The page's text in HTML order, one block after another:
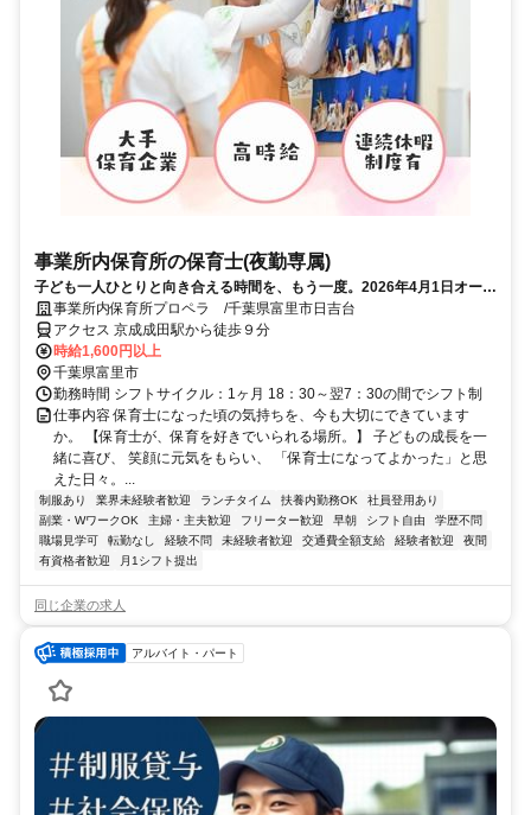
事業所内保育所の保育士(夜勤専属)
子ども一人ひとりと向き合える時間を、もう一度。2026年4月1日オープ
ン！夜勤専属の保育士オープニング大募集！＜遅番は加給有！時給200
円～300円アップ＞
事業所内保育所プロペラ /千葉県富里市日吉台
アクセス 京成成田駅から徒歩９分
時給1,600円以上
千葉県富里市
勤務時間 シフトサイクル：1ヶ月 18：30～翌7：30の間でシフト制
仕事内容 保育士になった頃の気持ちを、今も大切にできています
か。 【保育士が、保育を好きでいられる場所。】 子どもの成長を一
緒に喜び、 笑顔に元気をもらい、 「保育士になってよかった」と思
えた日々。...
制服あり 業界未経験者歓迎 ランチタイム 扶養内勤務OK
社員登用あり
副業・WワークOK
主婦・主夫歓迎 フリーター歓迎 早朝 シフト自由
学歴不問
職場見学可
転勤なし 経験不問 未経験者歓迎 交通費全額支給 経験者歓迎
夜間
有資格者歓迎
月1シフト提出
同じ企業の求人
アルバイト・パート